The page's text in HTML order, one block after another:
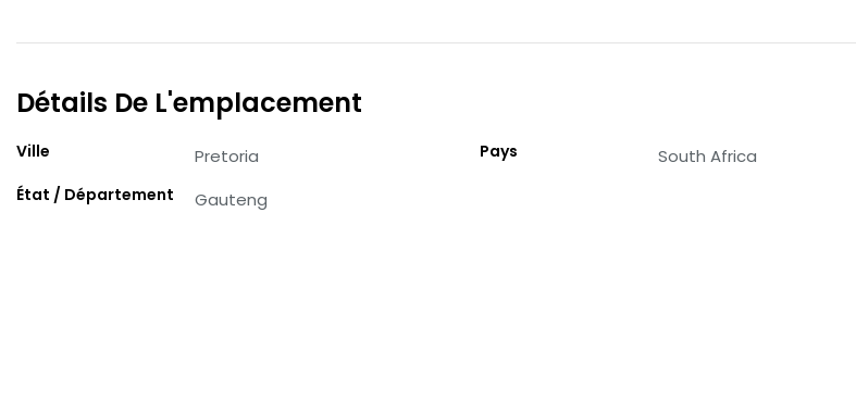
Détails De L'emplacement
Ville Pretoria
État / Département Gauteng
Pays South Africa